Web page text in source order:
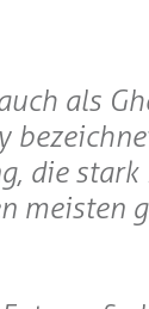
als
die stark
meisten